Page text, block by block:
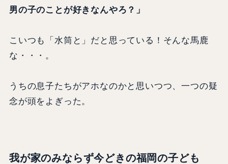
男の子のことが好きなんやろ？」
こいつも「水筒と」だと思っている！そんな馬鹿
な・・・。
うちの息子たちがアホなのかと思いつつ、一つの疑
念が頭をよぎった。
我が家のみならず今どきの福岡の子ども